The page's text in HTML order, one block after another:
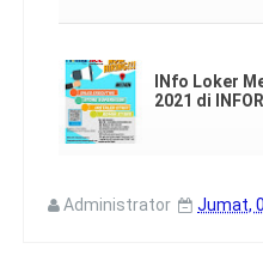
INfo Loker
2021 di
Administrator Jumat,